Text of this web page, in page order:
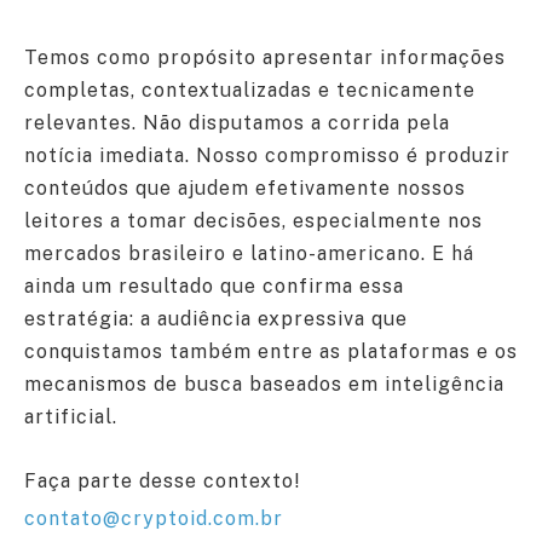
Temos como propósito apresentar informações
completas, contextualizadas e tecnicamente
relevantes. Não disputamos a corrida pela
notícia imediata. Nosso compromisso é produzir
conteúdos que ajudem efetivamente nossos
leitores a tomar decisões, especialmente nos
mercados brasileiro e latino-americano. E há
ainda um resultado que confirma essa
estratégia: a audiência expressiva que
conquistamos também entre as plataformas e os
mecanismos de busca baseados em inteligência
artificial.
Faça parte desse contexto!
contato@cryptoid.com.br